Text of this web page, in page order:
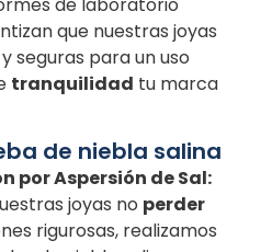
de laboratorio
que nuestras joyas
seguras para un uso
tranquilidad tu marca
de niebla salina
por Aspersión de Sal:
joyas no perder
rigurosas, realizamos